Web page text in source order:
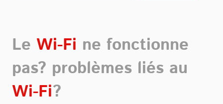
Le Wi-Fi ne fonctionne
pas? problèmes liés au
Wi-Fi?